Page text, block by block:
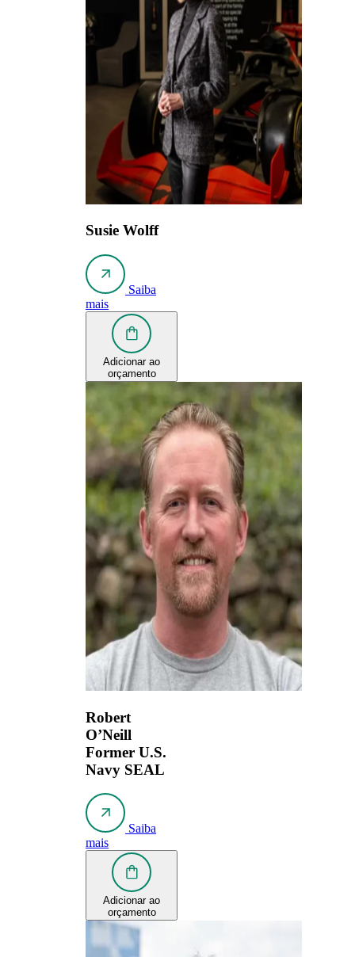
Susie Wolff
Saiba
mais
Adicionar ao
orçamento
Robert
O’Neill
Former U.S.
Navy SEAL
Saiba
mais
Adicionar ao
orçamento